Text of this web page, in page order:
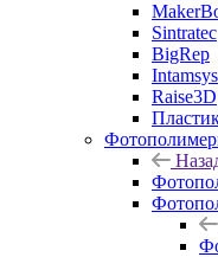
Sintratec
BigRep
Intamsys
Raise3D